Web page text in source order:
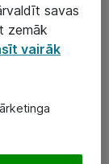
savas
zemāk
vairāk